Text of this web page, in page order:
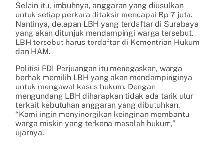
Selain itu, imbuhnya, anggaran yang diusulkan
untuk setiap perkara ditaksir mencapai Rp 7 juta.
Nantinya, delapan LBH yang terdaftar di Surabaya
yang akan ditunjuk mendampingi warga tersebut.
LBH tersebut harus terdaftar di Kementrian Hukum
dan HAM.
Politisi PDI Perjuangan itu menegaskan, warga
berhak memilih LBH yang akan mendampinginya
untuk mengawal kasus hukum. Dengan
mengundang LBH diharapkan tidak ada tarik ulur
terkait kebutuhan anggaran yang dibutuhkan.
“Kami ingin menyinergikan keinginan membantu
warga miskin yang terkena masalah hukum,”
ujarnya.